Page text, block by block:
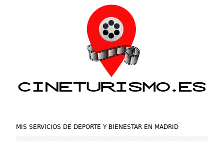
MIS SERVICIOS DE DEPORTE Y BIENESTAR EN MADRID